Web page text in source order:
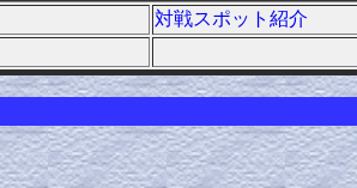
対戦スポット紹介